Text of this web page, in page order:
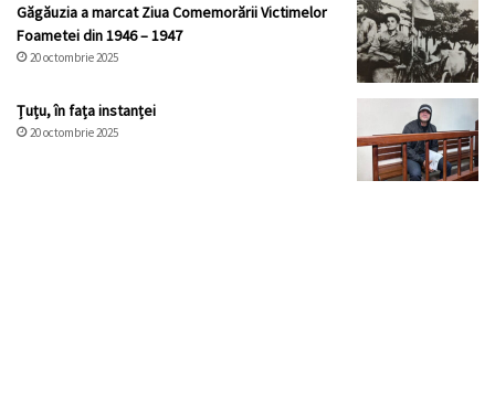
Găgăuzia a marcat Ziua Comemorării Victimelor
Foametei din 1946 – 1947
20 octombrie 2025
Țuțu, în fața instanței
20 octombrie 2025